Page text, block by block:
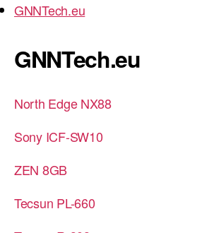
GNNTech.eu
GNNTech.eu
North Edge NX88
Sony ICF-SW10
ZEN 8GB
Tecsun PL-660